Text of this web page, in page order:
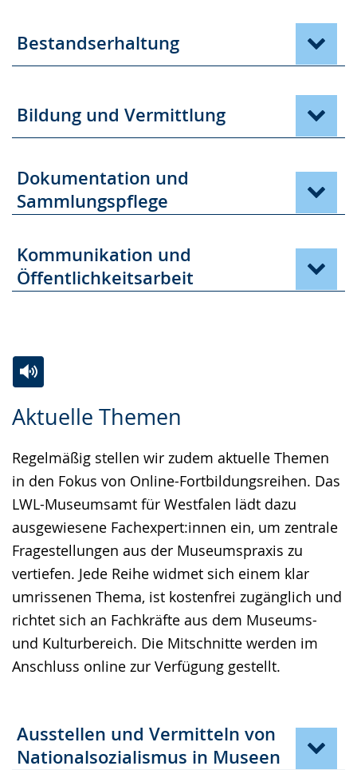
Bestandserhaltung
Bildung und Vermittlung
Dokumentation und
Sammlungspflege
Kommunikation und
Öffentlichkeitsarbeit
Aktuelle Themen
Regelmäßig stellen wir zudem aktuelle Themen
in den Fokus von Online-Fortbildungsreihen. Das
LWL-Museumsamt für Westfalen lädt dazu
ausgewiesene Fachexpert:innen ein, um zentrale
Fragestellungen aus der Museumspraxis zu
vertiefen. Jede Reihe widmet sich einem klar
umrissenen Thema, ist kostenfrei zugänglich und
richtet sich an Fachkräfte aus dem Museums-
und Kulturbereich. Die Mitschnitte werden im
Anschluss online zur Verfügung gestellt.
Leichten
wechseln.
Audio-
Video
Deutscher
Gebärdensprache
wird
angezeigt.
Ausstellen und Vermitteln von
Nationalsozialismus in Museen